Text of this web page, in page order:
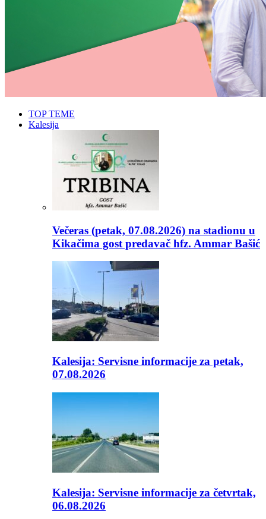
TOP TEME
Kalesija
Večeras (petak, 07.08.2026) na stadionu u
Kikačima gost predavač hfz. Ammar Bašić
Kalesija: Servisne informacije za petak,
07.08.2026
Kalesija: Servisne informacije za četvrtak,
06.08.2026